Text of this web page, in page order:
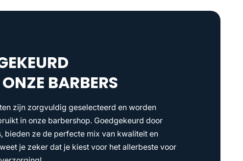
BARBERS
zijn zorgvuldig geselecteerd en worden
in onze barbershop. Goedgekeurd door
bieden ze de perfecte mix van kwaliteit en
je zeker dat je kiest voor het allerbeste voor